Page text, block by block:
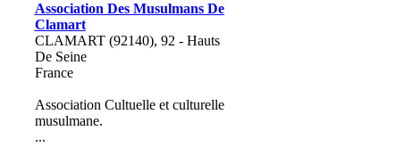
Association Des Musulmans De
Clamart
CLAMART (92140), 92 - Hauts
De Seine
France
Association Cultuelle et culturelle
musulmane.
...